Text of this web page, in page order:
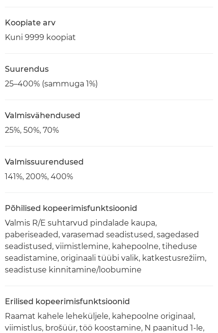
Koopiate arv
Kuni 9999 koopiat
Suurendus
25–400% (sammuga 1%)
Valmisvähendused
25%, 50%, 70%
Valmissuurendused
141%, 200%, 400%
Põhilised kopeerimisfunktsioonid
Valmis R/E suhtarvud pindalade kaupa,
paberiseaded, varasemad seadistused, sagedased
seadistused, viimistlemine, kahepoolne, tiheduse
seadistamine, originaali tüübi valik, katkestusrežiim,
seadistuse kinnitamine/loobumine
Erilised kopeerimisfunktsioonid
Raamat kahele leheküljele, kahepoolne originaal,
viimistlus, brošüür, töö koostamine, N paanitud 1-le,